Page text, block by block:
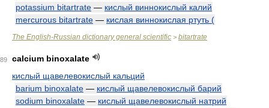
potassium bitartrate — кислый виннокислый калий
mercurous bitartrate — кислая виннокислая ртуть (
The English-Russian dictionary general scientific > bitartrate
89
calcium binoxalate
кислый щавелевокислый кальций
barium binoxalate — кислый щавелевокислый барий
sodium binoxalate — кислый щавелевокислый натрий